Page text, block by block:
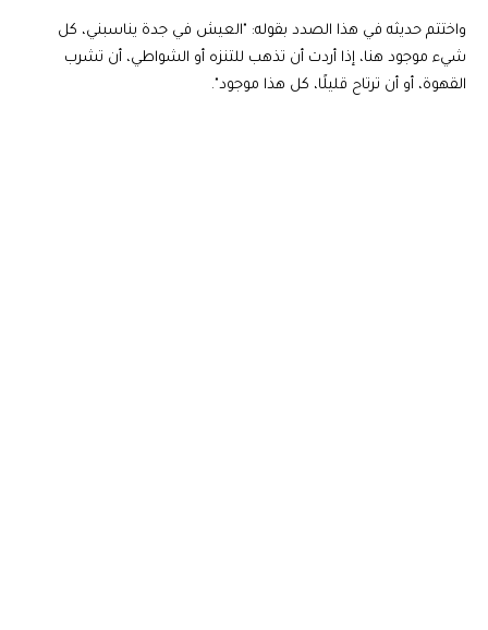
واختتم حديثه في هذا الصدد بقوله: "العيش في جدة يناسبني، كل
شيء موجود هنا، إذا أردت أن تذهب للتنزه أو الشواطي، أن تشرب
القهوة، أو أن ترتاح قليلًا، كل هذا موجود".